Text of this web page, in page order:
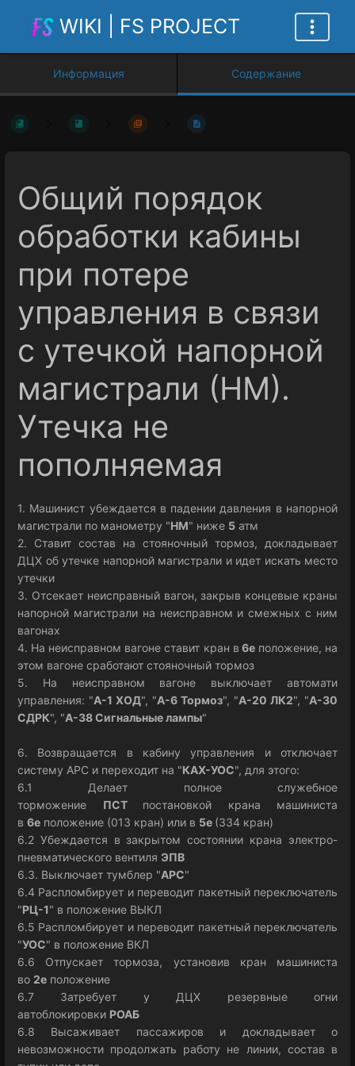
WIKI | FS PROJECT
Информация Содержание
Общий порядок
обработки кабины
при потере
управления в связи
с утечкой напорной
магистрали (НМ).
Утечка не
пополняемая
1. Машинист убеждается в падении давления в напорной
магистрали по манометру "НМ" ниже 5 атм
2. Ставит состав на стояночный тормоз, докладывает
ДЦХ об утечке напорной магистрали и идет искать место
утечки
3. Отсекает неисправный вагон, закрыв концевые краны
напорной магистрали на неисправном и смежных с ним
вагонах
4. На неисправном вагоне ставит кран в 6еположение, на
этом вагоне сработают стояночный тормоз
5. На неисправном вагоне выключает автомати
управления: "А-1 ХОД", "А-6 Тормоз", "А-20 ЛК2", "А-30
СДРК", "А-38 Сигнальные лампы"
6. Возвращается в кабину управления и отключает
систему АРС и переходит на "КАХ-УОС", для этого:
6.1 Делает полное служебное
торможение ПСТ постановкой крана машиниста
в 6е положение (013 кран) или в 5е (334 кран)
6.2 Убеждается в закрытом состоянии крана электро-
пневматического вентиля ЭПВ
6.3. Выключает тумблер "АРС"
6.4 Распломбирует и переводит пакетный переключатель
"РЦ-1" в положение ВЫКЛ
6.5 Распломбирует и переводит пакетный переключатель
"УОС" в положение ВКЛ
6.6 Отпускает тормоза, установив кран машиниста
во 2е положение
6.7 Затребует у ДЦХ резервные огни
автоблокировки РОАБ
6.8 Высаживает пассажиров и докладывает о
невозможности продолжать работу не линии, состав в